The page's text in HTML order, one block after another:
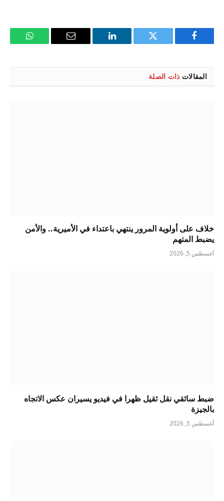
فيسبوك تويتر لينكدإن
البريد
واتساب
المقالات ذات الصلة
خلاف على أولوية المرور ينتهي باعتداء في الأميرية.. والأمن
يضبط المتهم
أغسطس 5, 2026
ضبط سائقي نقل ثقيل ظهرا في فيديو يسيران عكس الاتجاه
بالجيزة
أغسطس 5, 2026